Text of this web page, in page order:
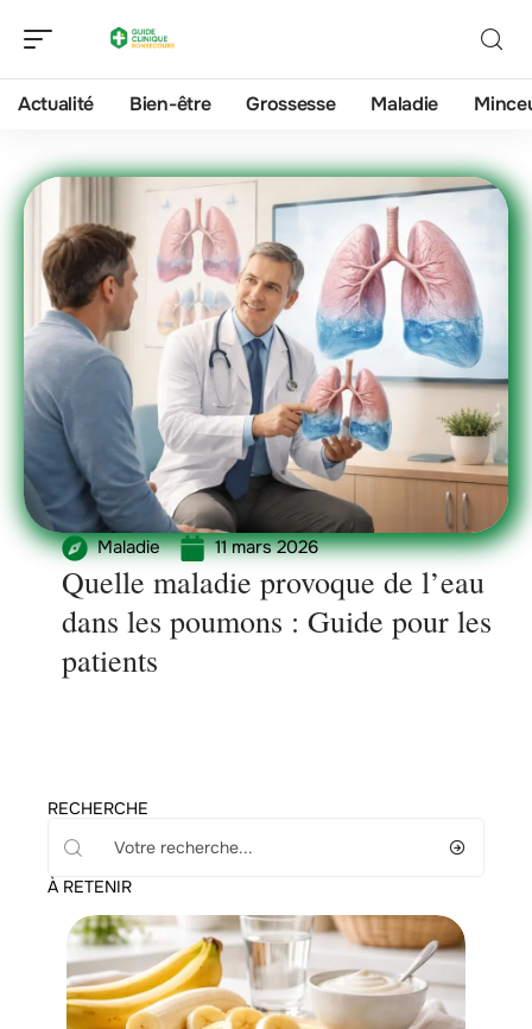
Actualité Bien-être Grossesse Maladie
Maladie 11 mars 2026
Quelle maladie provoque de l’eau
dans les poumons : Guide pour les
patients
RECHERCHE
À RETENIR